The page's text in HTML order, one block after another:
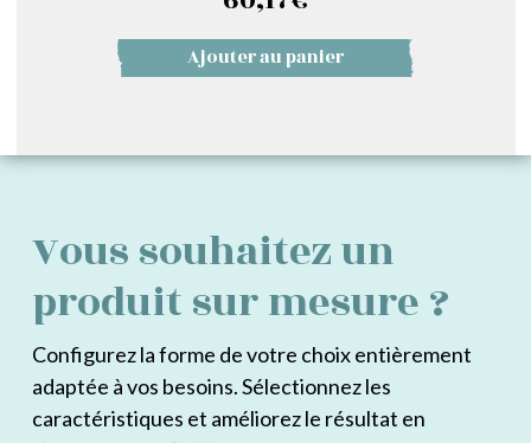
Ajouter au panier
Vous souhaitez un
produit sur mesure ?
Configurez la forme de votre choix entièrement
adaptée à vos besoins. Sélectionnez les
caractéristiques et améliorez le résultat en